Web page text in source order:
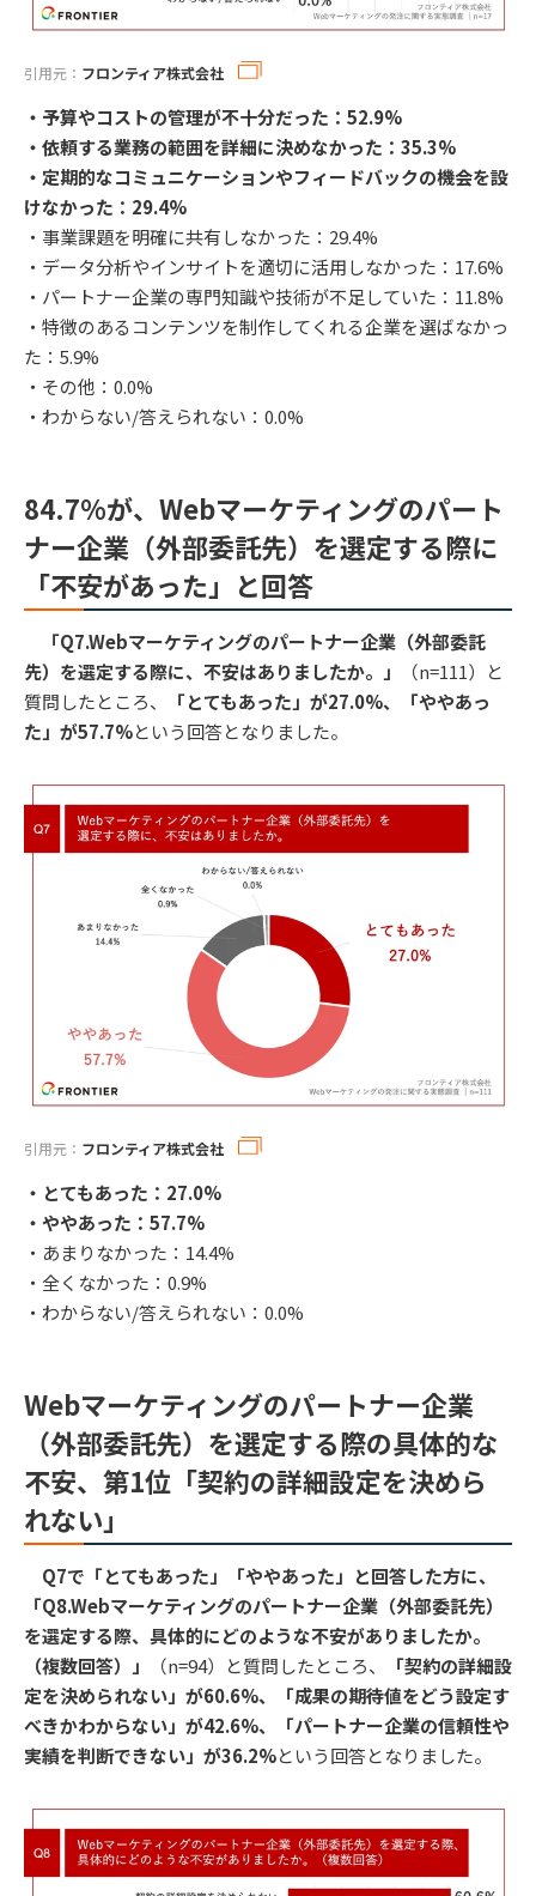
引用元： フロンティア株式会社
・予算やコストの管理が不十分だった：52.9%
・依頼する業務の範囲を詳細に決めなかった：35.3%
・定期的なコミュニケーションやフィードバックの機会を設
けなかった：29.4%
・事業課題を明確に共有しなかった：29.4%
・データ分析やインサイトを適切に活用しなかった：17.6%
・パートナー企業の専門知識や技術が不足していた：11.8%
・特徴のあるコンテンツを制作してくれる企業を選ばなかっ
た：5.9%
・その他：0.0%
・わからない/答えられない：0.0%
84.7%が、Webマーケティングのパート
ナー企業（外部委託先）を選定する際に
「不安があった」と回答
「Q7.Webマーケティングのパートナー企業（外部委託
先）を選定する際に、不安はありましたか。」
（n=111）と
質問したところ、
「とてもあった」が27.0%、「ややあっ
た」が57.7%という回答となりました。
引用元： フロンティア株式会社
・とてもあった：27.0%
・ややあった：57.7%
・あまりなかった：14.4%
・全くなかった：0.9%
・わからない/答えられない：0.0%
Webマーケティングのパートナー企業
（外部委託先）を選定する際の具体的な
不安、第1位「契約の詳細設定を決めら
れない」
Q7で「とてもあった」「ややあった」と回答した方に、
「Q8.Webマーケティングのパートナー企業（外部委託先）
を選定する際、具体的にどのような不安がありましたか。
（複数回答）」
（n=94）と質問したところ、
「契約の詳細設
定を決められない」が60.6%、「成果の期待値をどう設定す
べきかわからない」が42.6%、「パートナー企業の信頼性や
実績を判断できない」が36.2%という回答となりました。